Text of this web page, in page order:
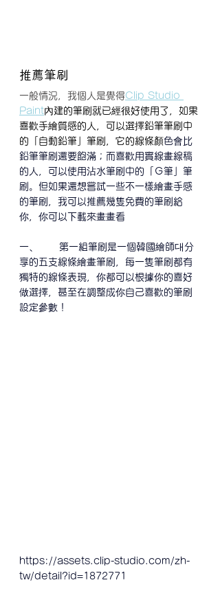
推薦筆刷
一般情況，我個人是覺得Clip Studio
Paint內建的筆刷就已經很好使用了，如果
喜歡手繪質感的人，可以選擇鉛筆筆刷中
的「自動鉛筆」筆刷，它的線條顏色會比
鉛筆筆刷還要飽滿；而喜歡用實線畫線稿
的人，可以使用沾水筆刷中的「Ｇ筆」筆
刷。但如果還想嘗試一些不一樣繪畫手感
的筆刷，我可以推薦幾隻免費的筆刷給
你，你可以下載來畫畫看
一、      第一組筆刷是一個韓國繪師대分
享的五支線條繪畫筆刷，每一隻筆刷都有
獨特的線條表現，你都可以根據你的喜好
做選擇，甚至在調整成你自己喜歡的筆刷
設定參數！
https://assets.clip-studio.com/zh-
tw/detail?id=1872771